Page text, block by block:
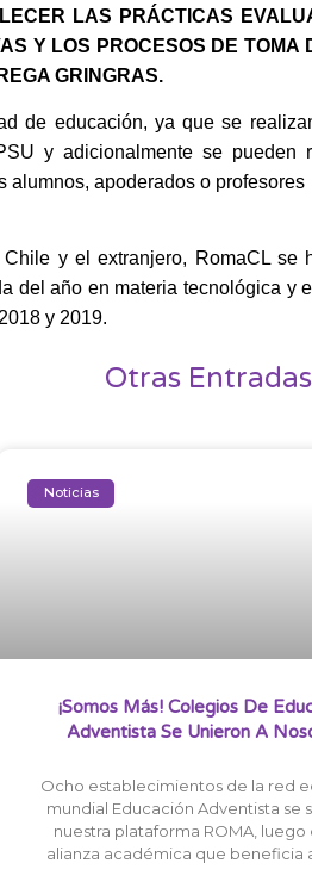
LAS PRÁCTICAS
Y LOS PROCESOS DE TOMA
GRINGRAS.
de educación, ya que se
y adicionalmente se
apoderados o
y el extranjero, RomaCL se
del año en materia tecnológica y
y 2019.
Otras Entradas
Noticias
¡Somos Más! Colegios De
Adventista Se Unieron A
Ocho establecimientos de la red
mundial Educación Adventista se
nuestra plataforma ROMA, luego
alianza académica que beneficia